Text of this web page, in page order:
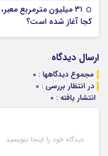
کجا آغاز شده است؟
ارسال دیدگاه
مجموع دیدگاهها : 0
در انتظار بررسی : 0
انتشار یافته : 0
دیدگاه خود را اینجا بنویسید